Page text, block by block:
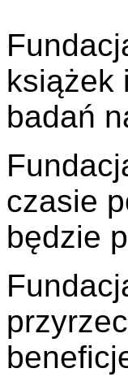
książek
badań
czasie
będzie